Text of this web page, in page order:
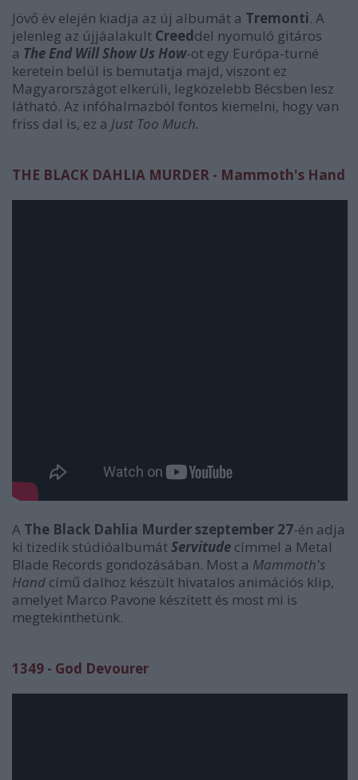
Jövő év elején kiadja az új albumát a Tremonti. A
jelenleg az újjáalakult Creeddel nyomuló gitáros
a The End Will Show Us How-ot egy Európa-turné
keretein belül is bemutatja majd, viszont ez
Magyarországot elkerüli, legközelebb Bécsben lesz
látható. Az infóhalmazból fontos kiemelni, hogy van
friss dal is, ez a Just Too Much.
THE BLACK DAHLIA MURDER - Mammoth's Hand
A The Black Dahlia Murderszeptember 27-én adja
ki tizedik stúdióalbumátServitude címmel a Metal
Blade Records gondozásában. Most a Mammoth's
Hand című dalhoz készült hivatalos animációs klip,
amelyet Marco Pavone készített és most mi is
megtekinthetünk.
1349 - God Devourer